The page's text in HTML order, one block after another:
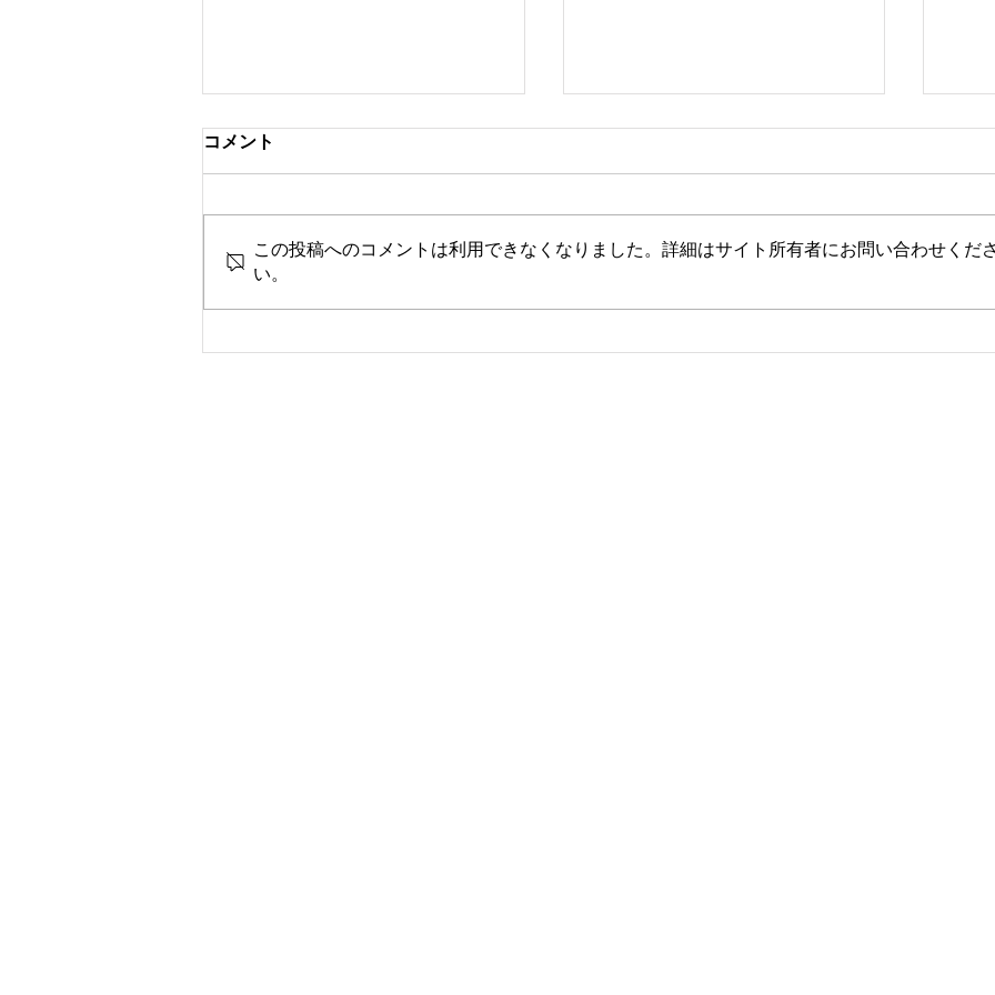
カトウ塾だより 2026年7月20
2026年8月・9月スケジュール
コメント
この投稿へのコメントは利用できなくなりました。詳細はサイト所有者にお問い合わせくださ
い。